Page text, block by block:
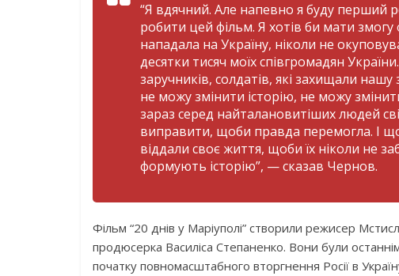
“Я вдячний. Але напевно я буду перший
робити цей фільм. Я хотів би мати
нападала на Україну, ніколи не
десятки тисяч моїх співгромадян
заручників, солдатів, які захищали
не можу змінити історію, не можу
зараз серед найталановитіших людей
виправити, щоби правда перемогла. І
віддали своє життя, щоби їх ніколи не
формують історію”, — сказав Чернов.
Фільм “20 днів у Маріуполі” створили режисер
продюсерка Василіса Степаненко. Вони були
початку повномасштабного вторгнення Росії в